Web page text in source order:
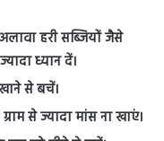
हरी सब्जियों जैसे
ध्यान दें।
से बचें।
से ज्यादा मांस ना खाएं।